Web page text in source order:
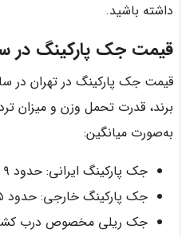
داشته باشید.
قیمت جک پارکینگ در سال ۱۴۰۵ چقدر
برند، قدرت تحمل وزن و میزان
به‌صورت میانگین:
جک پارکینگ ایرانی: حدود ۹ تا ۱۸ میلیون تومان
جک پارکینگ خارجی: حدود ۲۵ تا ۶۵ میلیون تومان
جک ریلی مخصوص درب کشویی: ۲۰ تا ۷۰